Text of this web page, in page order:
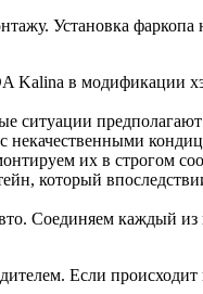
Установка
Kalina в модификации
ситуации
их в строгом
который
Соединяем каждый
Если происходит